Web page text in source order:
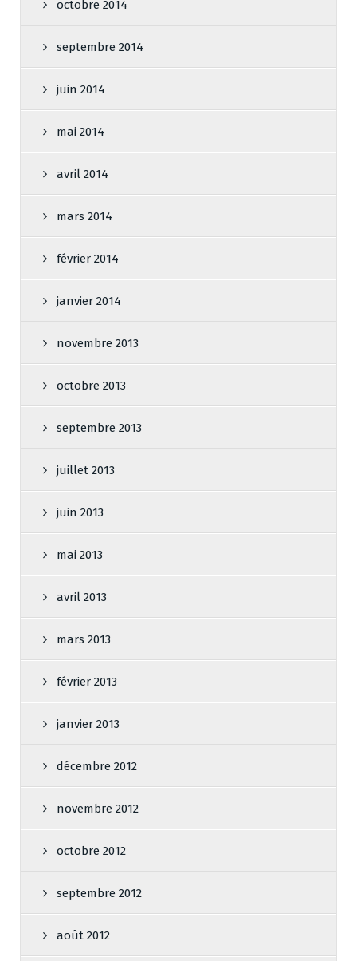
octobre 2014
septembre 2014
juin 2014
mai 2014
avril 2014
mars 2014
février 2014
janvier 2014
novembre 2013
octobre 2013
septembre 2013
juillet 2013
juin 2013
mai 2013
avril 2013
mars 2013
février 2013
janvier 2013
décembre 2012
novembre 2012
octobre 2012
septembre 2012
août 2012